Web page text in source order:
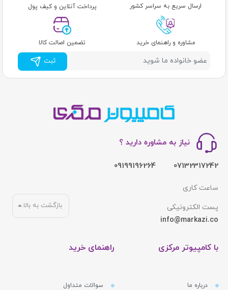
ارسال سریع به سراسر کشور پرداخت آنلاین و کیف پول
مشاوره و راهنمای خرید تضمین اصالت کالا
ثبت
نیاز به مشاوره دارید ؟
07132317242
09199196264
ساعت کاری
پست الکترونیکی
info@markazi.co
با کامپیوتر مرکزی
درباره ما
راهنمای خرید
سوالات متداول
بازگشت به بالا